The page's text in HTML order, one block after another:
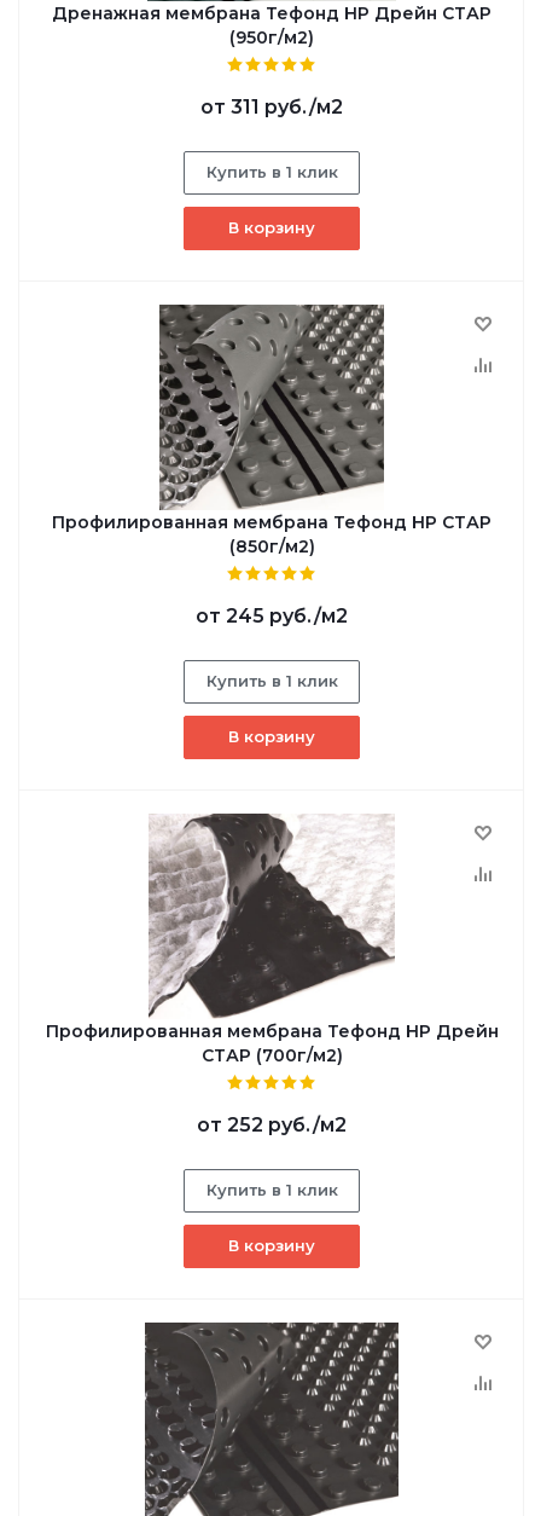
Дренажная мембрана Тефонд НР Дрейн СТАР
(950г/м2)
от 311 руб./м2
Купить в 1 клик
В корзину
Профилированная мембрана Тефонд НР СТАР
(850г/м2)
от 245 руб./м2
Купить в 1 клик
В корзину
Профилированная мембрана Тефонд НР Дрейн
СТАР (700г/м2)
от 252 руб./м2
Купить в 1 клик
В корзину